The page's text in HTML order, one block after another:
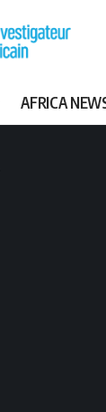
AFRICA